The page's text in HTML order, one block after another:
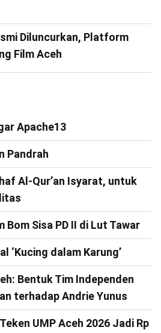
Diluncurkan, Platform
Film Aceh
Apache13
Pandrah
Al-Qur’an Isyarat, untuk
Bom Sisa PD II di Lut Tawar
‘Kucing dalam Karung’
Bentuk Tim Independen
terhadap Andrie Yunus
UMP Aceh 2026 Jadi Rp